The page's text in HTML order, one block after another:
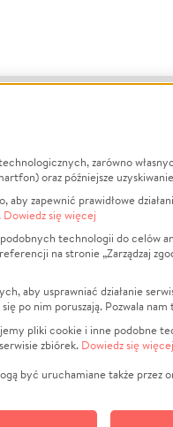
Prywatności
serwisów
plików cookie
zgodami cookie
O
Za
zarówno
oraz późniejsze
zapewnić prawidłowe
Dowiedz się więcej
technologii do celów
na stronie „Zarządzaj
aby usprawniać działanie
po nim poruszają. Pozwala
pliki cookie i inne podobne
zbiórek. Dowiedz się więcej
być uruchamiane także